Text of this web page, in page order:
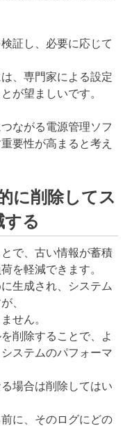
証し、必要に応じて
、専門家による設定
が望ましいです。
ながる電源管理ソフ
要性が高まると考え
に削除してス
する
で、古い情報が蓄積
を軽減できます。
生成され、システム
、
せん。
削除することで、よ
ステムのパフォーマ
場合は削除してはい
に、そのログにどの